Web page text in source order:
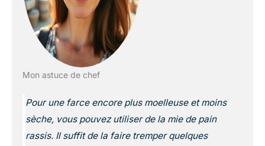
Mon astuce de chef
Pour une farce encore plus moelleuse et moins
sèche, vous pouvez utiliser de la mie de pain
rassis. Il suffit de la faire tremper quelques